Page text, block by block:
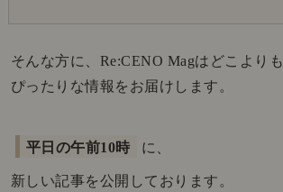
そんな方に、Re:CENO Magはどこよりも
ぴったりな情報をお届けします。
平日の午前10時 に、
新しい記事を公開しております。